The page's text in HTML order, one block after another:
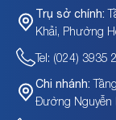
Trụ sở chính:
Khải, Phường
Tel: (024) 3935
Chi nhánh:
Đường Nguyễn